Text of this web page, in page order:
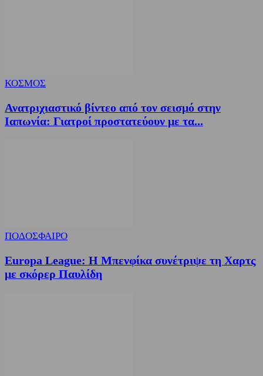
ΚΟΣΜΟΣ
Ανατριχιαστικό βίντεο από τον σεισμό στην
Ιαπωνία: Γιατροί προστατεύουν με τα...
ΠΟΔΟΣΦΑΙΡΟ
Europa League: Η Μπενφίκα συνέτριψε τη Χαρτς
με σκόρερ Παυλίδη